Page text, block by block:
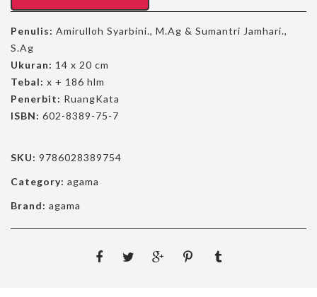
Penulis: Amirulloh Syarbini., M.Ag & Sumantri Jamhari.,
S.Ag
Ukuran: 14 x 20 cm
Tebal: x + 186 hlm
Penerbit: RuangKata
ISBN: 602-8389-75-7
SKU: 9786028389754
Category: agama
Brand: agama